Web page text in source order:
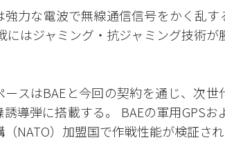
強力な電波で無線通信信号をかく乱
にはジャミング・抗ジャミング技術
ースはBAEと今回の契約を通じ、次
誘導弾に搭載する。 BAEの軍用GPS
NATO）加盟国で作戦性能が検証され